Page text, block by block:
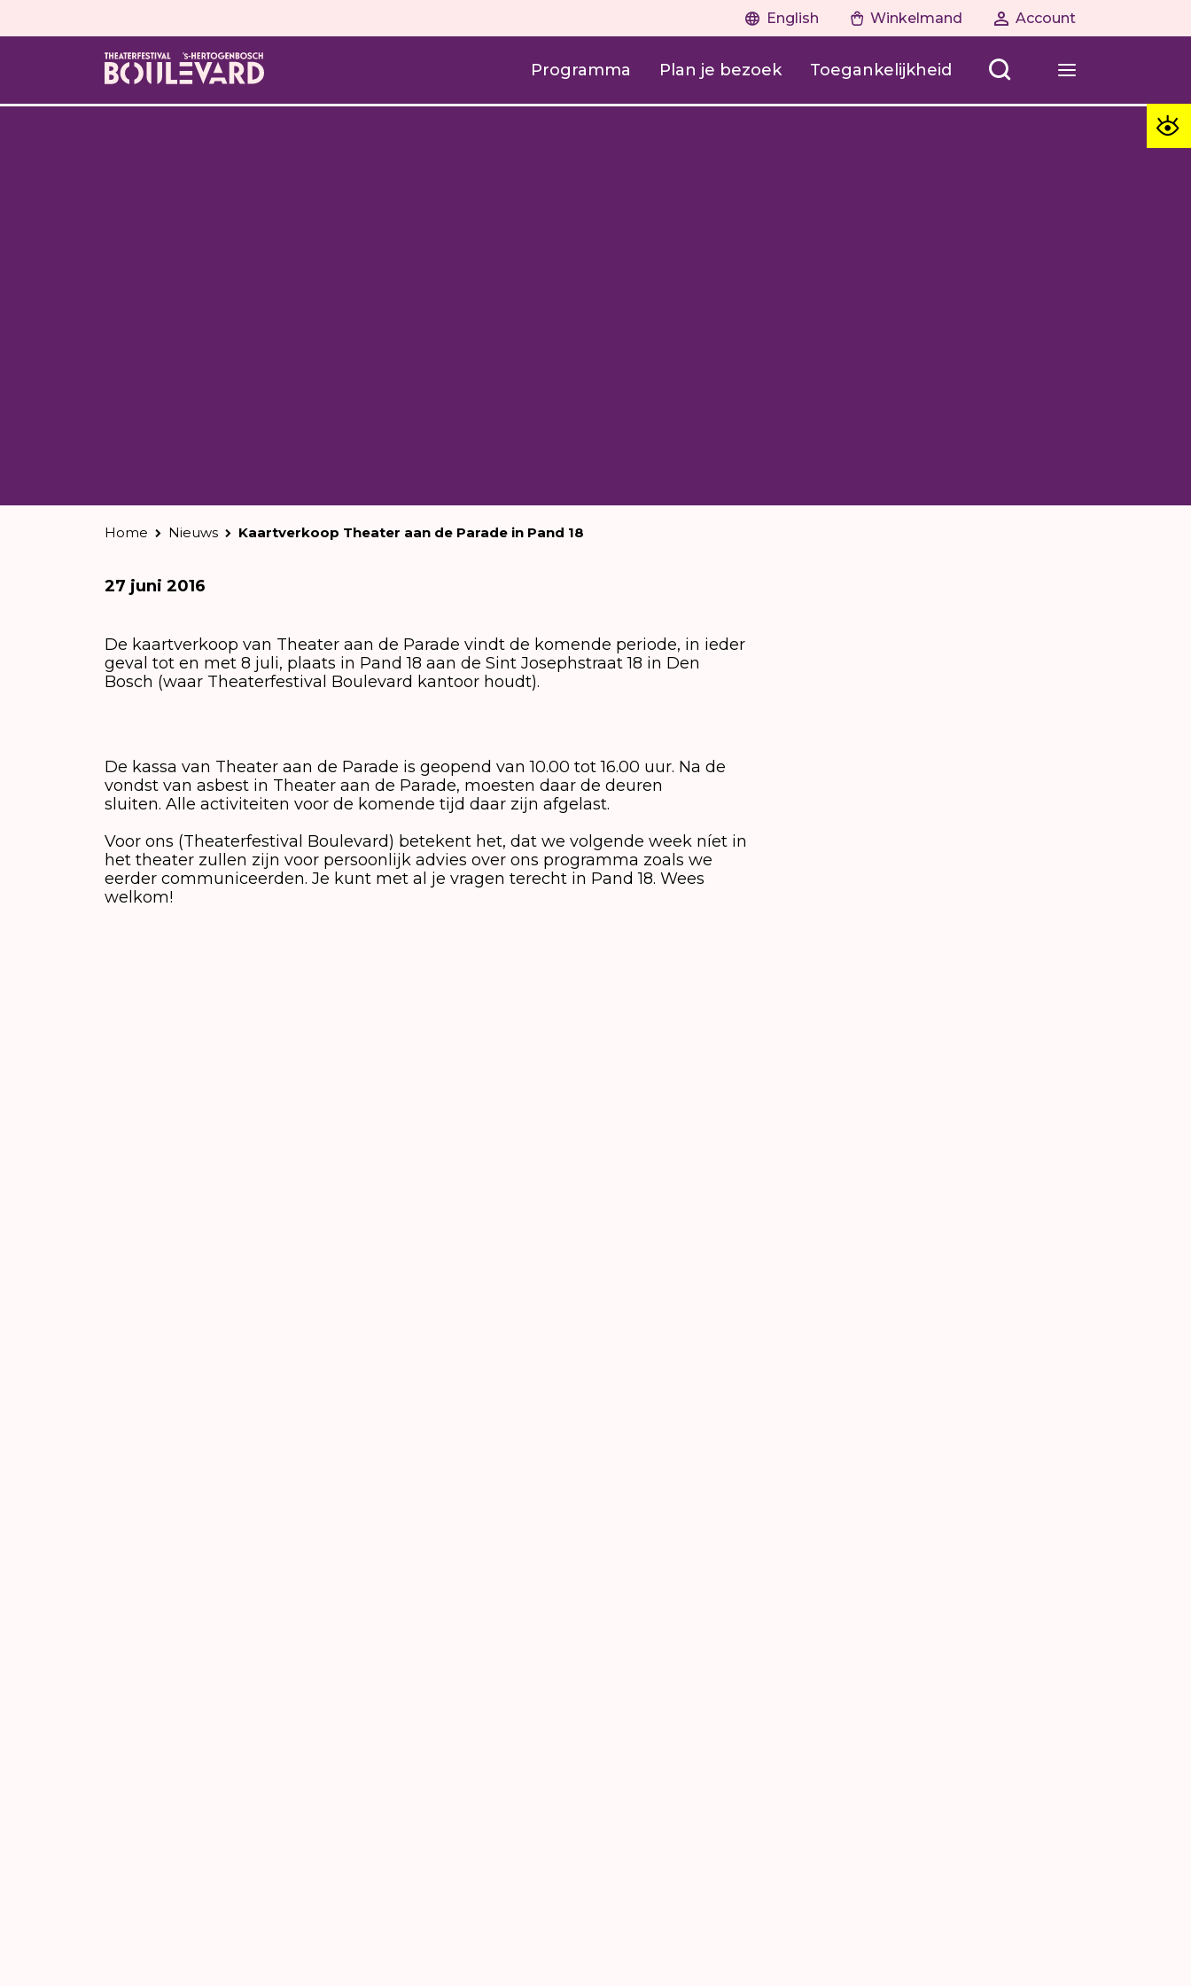
English Winkelmand Account
Programma Plan je bezoek Toegankelijkheid
Home Nieuws Kaartverkoop Theater aan de Parade in Pand 18
27 juni 2016
De kaartverkoop van Theater aan de Parade vindt de komende periode, in ieder
geval tot en met 8 juli, plaats in Pand 18 aan de Sint Josephstraat 18 in Den
Bosch (waar Theaterfestival Boulevard kantoor houdt).
De kassa van Theater aan de Parade is geopend van 10.00 tot 16.00 uur. Na de
vondst van asbest in Theater aan de Parade, moesten daar de deuren
sluiten. Alle activiteiten voor de komende tijd daar zijn afgelast.
Voor ons (Theaterfestival Boulevard) betekent het, dat we volgende week níet in
het theater zullen zijn voor persoonlijk advies over ons programma zoals we
eerder communiceerden. Je kunt met al je vragen terecht in Pand 18. Wees
welkom!